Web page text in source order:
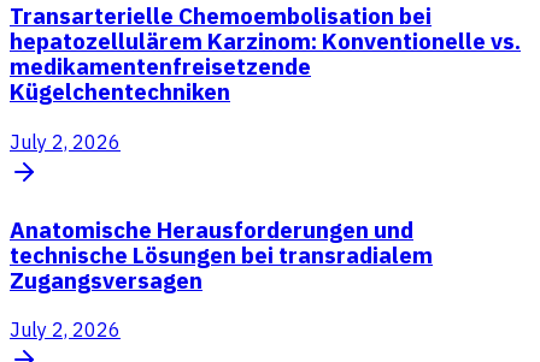
Transarterielle Chemoembolisation bei
hepatozellulärem Karzinom: Konventionelle vs.
medikamentenfreisetzende
Kügelchentechniken
July 2, 2026
Anatomische Herausforderungen und
technische Lösungen bei transradialem
Zugangsversagen
July 2, 2026